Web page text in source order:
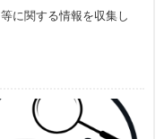
に関する情報を収集し